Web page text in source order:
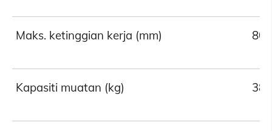
Maks. ketinggian kerja (mm)
Kapasiti muatan (kg) 380